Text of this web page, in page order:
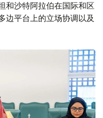
和沙特阿拉伯在国际和区
边平台上的立场协调以及